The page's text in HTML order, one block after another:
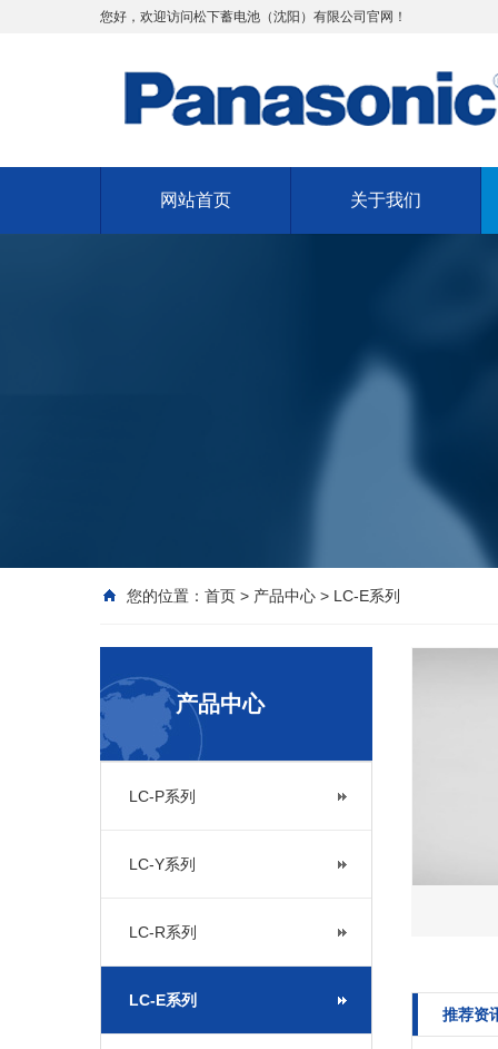
您好，欢迎访问松下蓄电池（沈阳）有限公司官网！
网站首页 关于我们
您的位置： 首页 > 产品中心 > LC-E系列
产品中心
LC-P系列
LC-Y系列
LC-R系列
LC-E系列
推荐资